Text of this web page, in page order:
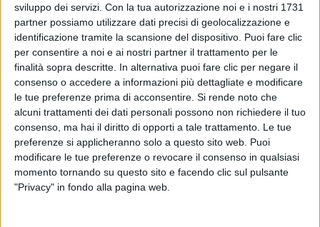
sviluppo dei servizi. Con la tua autorizzazione noi e i nostri 1731
partner possiamo utilizzare dati precisi di geolocalizzazione e
identificazione tramite la scansione del dispositivo. Puoi fare clic
per consentire a noi e ai nostri partner il trattamento per le
finalità sopra descritte. In alternativa puoi fare clic per negare il
consenso o accedere a informazioni più dettagliate e modificare
le tue preferenze prima di acconsentire. Si rende noto che
alcuni trattamenti dei dati personali possono non richiedere il tuo
consenso, ma hai il diritto di opporti a tale trattamento. Le tue
preferenze si applicheranno solo a questo sito web. Puoi
modificare le tue preferenze o revocare il consenso in qualsiasi
momento tornando su questo sito e facendo clic sul pulsante
"Privacy" in fondo alla pagina web.
L'artista a Radio Italia: “È un momento di crisi prima
della rinascita”
Chi siamo Contattaci
Privacy